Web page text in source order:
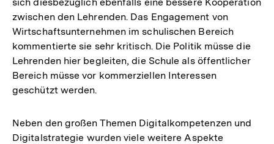
zwischen den Lehrenden. Das Engagement von
Wirtschaftsunternehmen im schulischen Bereich
kommentierte sie sehr kritisch. Die Politik müsse die
Lehrenden hier begleiten, die Schule als öffentlicher
Bereich müsse vor kommerziellen Interessen
geschützt werden.
Neben den großen Themen Digitalkompetenzen und
Digitalstrategie wurden viele weitere Aspekte